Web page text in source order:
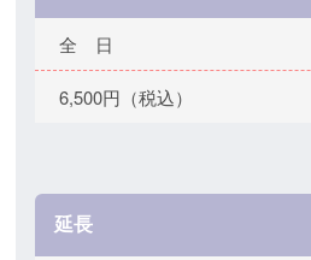
全 日
6,500円（税込）
延長